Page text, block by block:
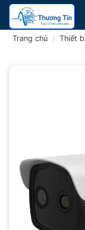
Bỏ
qua
Trang chủ / Thiết